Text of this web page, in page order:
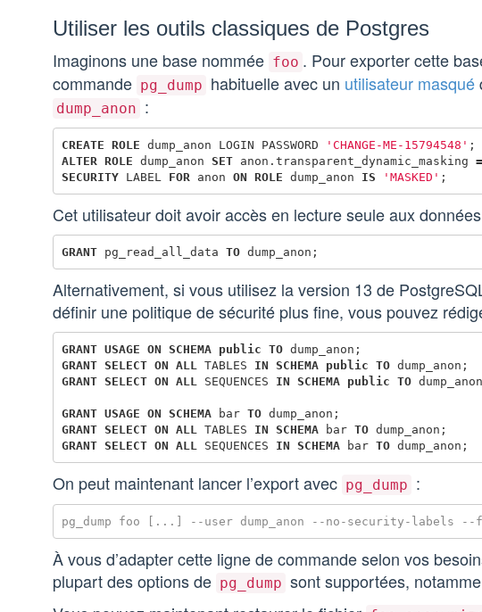
Utiliser les outils classiques de Postgres
Imaginons une base nommée foo . Pour exporter cette
commande pg_dump habituelle avec un utilisateur masqué
dump_anon :
CREATE ROLE dump_anon LOGIN PASSWORD 'CHANGE-ME-15794548' ;
ALTER
ROLE dump_anon SET anon .transparent_dynamic_masking
SECURITY LABEL FOR anon ON ROLE dump_anon IS 'MASKED' ;
Cet utilisateur doit avoir accès en lecture seule aux
GRANT pg_read_all_data TO dump_anon ;
Alternativement, si vous utilisez la version 13 de
définir une politique de sécurité plus fine, vous pouvez
GRANT USAGE ON SCHEMA public TO dump_anon ;
GRANT SELECT ON ALL TABLES IN SCHEMA public TO dump_anon ;
GRANT SELECT ON ALL SEQUENCES IN SCHEMA public TO
GRANT USAGE ON SCHEMA bar TO dump_anon ;
GRANT SELECT ON ALL TABLES IN SCHEMA bar TO dump_anon ;
GRANT SELECT ON ALL SEQUENCES IN SCHEMA bar TO dump_anon ;
On peut maintenant lancer l’export avec pg_dump :
À vous d’adapter cette ligne de commande selon vos
plupart des options de pg_dump sont supportées,